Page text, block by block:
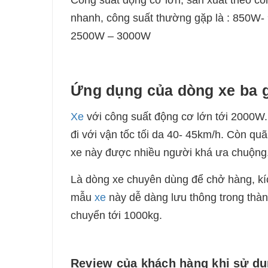
nhanh, công suất thường gặp là : 850W-
2500W – 3000W
Ứng dụng của dòng xe ba
Xe với công suất động cơ lớn tới 20
đi với vận tốc tối da 40- 45km/h. Còn
xe này được nhiều người khá ưa
Là dòng xe chuyên dùng để chở hàng,
mẫu xe này dễ dàng lưu thông trong
chuyển tới 1000kg.
Review của khách hàng khi sử